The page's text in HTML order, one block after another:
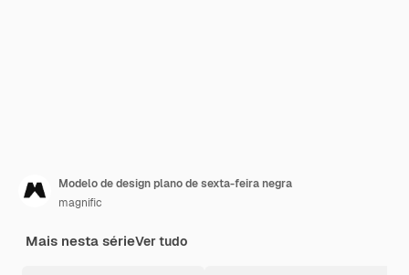
Modelo de design plano de sexta-feira negra
magnific
Mais nesta sérieVer tudo